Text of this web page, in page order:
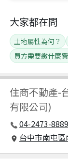
住商不動產-
有限公司)
04-2473-8889
台中市南屯
大家都在問
土地屬性為何？
買方需要繳什麼